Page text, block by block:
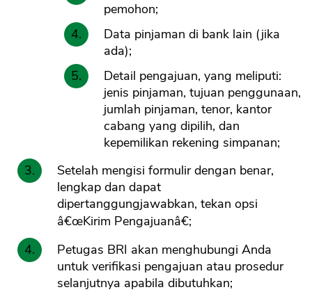
pemohon;
Data pinjaman di bank lain (jika
ada);
Detail pengajuan, yang meliputi:
jenis pinjaman, tujuan penggunaan,
jumlah pinjaman, tenor, kantor
cabang yang dipilih, dan
kepemilikan rekening simpanan;
Setelah mengisi formulir dengan benar,
lengkap dan dapat
dipertanggungjawabkan, tekan opsi
â€œKirim Pengajuanâ€;
Petugas BRI akan menghubungi Anda
untuk verifikasi pengajuan atau prosedur
selanjutnya apabila dibutuhkan;